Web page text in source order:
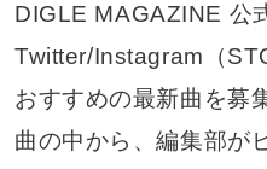
DIGLE MAGAZINE 公
Twitter/Instagram（
おすすめの最新曲を募
曲の中から、編集部が